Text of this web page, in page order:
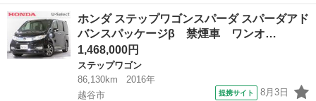
ゴンRK5の車体になります。 現在も通勤で使用しており、1日20〜
25kmほど走行しております。毎日乗っているので調子いいです◎ エ
ンジンオイルは150...
埼玉 朝霞市 朝霞駅 ステップワゴン ワゴンR
ホンダ ステップワゴンスパーダ スパーダアド
バンスパッケージβ 禁煙車 ワンオ…
1,468,000円
ステップワゴン
86,130km
2016年
越谷市
提携サイト 8月3日